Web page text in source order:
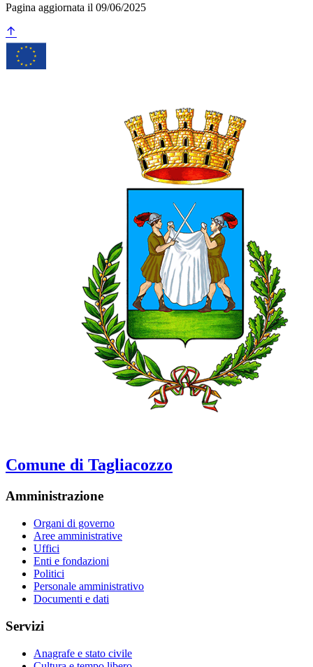
Pagina aggiornata il 09/06/2025
Comune di Tagliacozzo
Amministrazione
Organi di governo
Aree amministrative
Uffici
Enti e fondazioni
Politici
Personale amministrativo
Documenti e dati
Servizi
Anagrafe e stato civile